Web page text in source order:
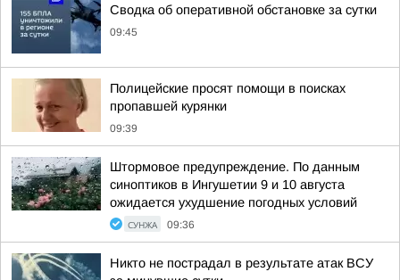
Сводка об оперативной обстановке за сутки
09:45
Полицейские просят помощи в поисках
пропавшей курянки
09:39
Штормовое предупреждение. По данным
синоптиков в Ингушетии 9 и 10 августа
ожидается ухудшение погодных условий
СУНЖА 09:36
Никто не пострадал в результате атак ВСУ